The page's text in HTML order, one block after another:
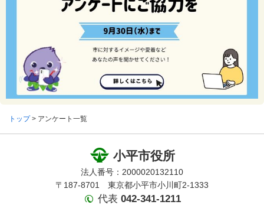
トップ> アンケート一覧
小平市役所
法人番号：2000020132110
〒187-8701 東京都小平市小川町2-1333
代表 042-341-1211